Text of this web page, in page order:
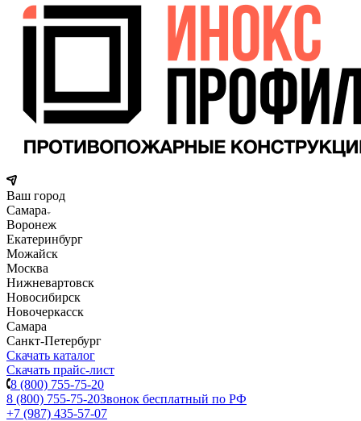
Ваш город
Самара
Воронеж
Екатеринбург
Можайск
Москва
Нижневартовск
Новосибирск
Новочеркасск
Самара
Санкт-Петербург
Скачать каталог
Скачать прайс-лист
8 (800) 755-75-20
8 (800) 755-75-20Звонок бесплатный по РФ
+7 (987) 435-57-07